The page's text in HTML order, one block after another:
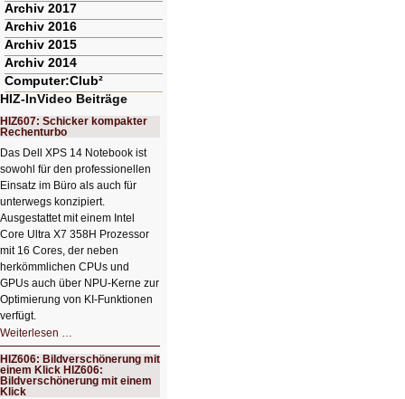
Archiv 2017
Archiv 2016
Archiv 2015
Archiv 2014
Computer:Club²
HIZ-InVideo Beiträge
HIZ607: Schicker kompakter
Rechenturbo
Das Dell XPS 14 Notebook ist
sowohl für den professionellen
Einsatz im Büro als auch für
unterwegs konzipiert.
Ausgestattet mit einem Intel
Core Ultra X7 358H Prozessor
mit 16 Cores, der neben
herkömmlichen CPUs und
GPUs auch über NPU-Kerne zur
Optimierung von KI-Funktionen
verfügt.
Weiterlesen …
Schicker
kompakter
Rechenturbo
HIZ606: Bildverschönerung mit
einem Klick HIZ606:
Bildverschönerung mit einem
Klick